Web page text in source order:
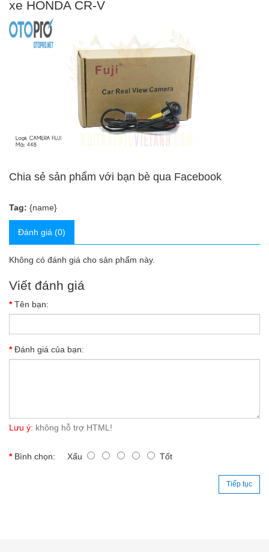
xe HONDA CR-V
Chia sẻ sản phẩm với bạn bè qua Facebook
Tag: {name}
Đánh giá (0)
Không có đánh giá cho sản phẩm này.
Viết đánh giá
Tên bạn:
Đánh giá của bạn:
Lưu ý: không hỗ trợ HTML!
Bình chọn: Xấu Tốt
Tiếp tục